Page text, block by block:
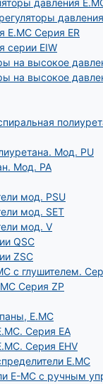
давления
E.MC Серия ER
серии EIW
на высокое
на высокое
Мод. РU
Мод. PA
мод. PSU
мод. SET
мод. V
QSC
ZSC
с глушителем.
Серия ZP
Е.МС
Серия EA
Серия EHV
E.MC
E-MC с ручным